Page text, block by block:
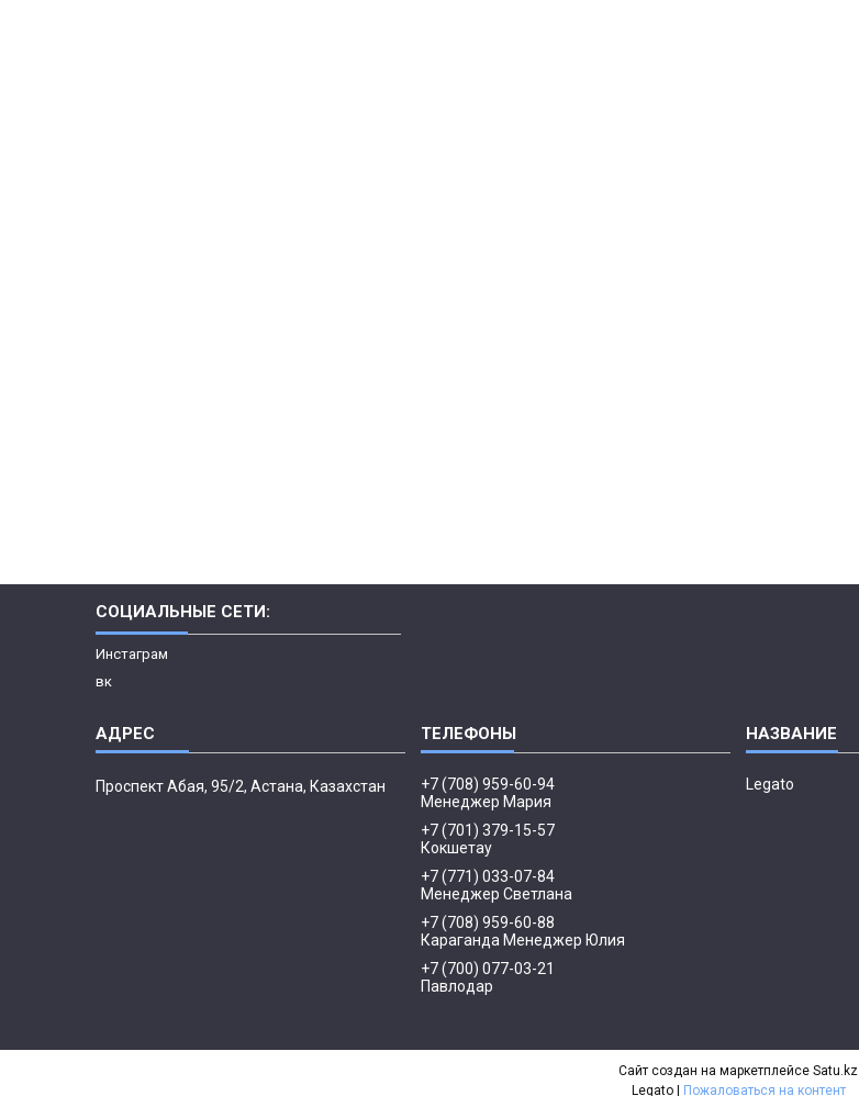
СОЦИАЛЬНЫЕ СЕТИ:
Инстаграм
вк
​Проспект Абая, 95/2, Астана, Казахстан
+7 (708) 959-60-94
Менеджер Мария
+7 (701) 379-15-57
Кокшетау
+7 (771) 033-07-84
Менеджер Светлана
+7 (708) 959-60-88
Караганда Менеджер Юлия
+7 (700) 077-03-21
Павлодар
Legato
Сайт создан на маркетплейсе Satu.kz
Пожаловаться на контент